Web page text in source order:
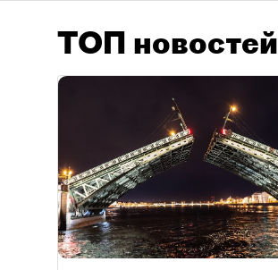
ТОП новостей